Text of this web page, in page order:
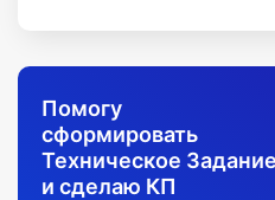
Помогу
сформировать
Техническое Задание
и сделаю КП